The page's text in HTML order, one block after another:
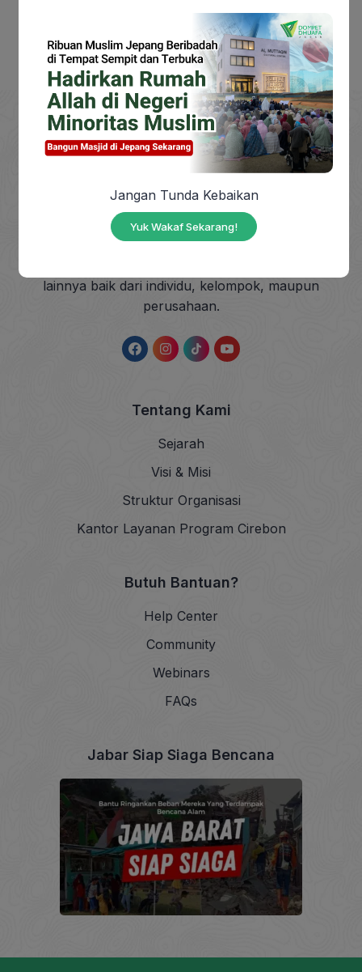
masyarakat, berdiri sejak tahun 1993, yang
berkhidmat mengangkat harkat sosial masyarakat
dhuafa dengan mendayagunakan zakat, infak,
lainnya baik dari individu, kelompok, maupun
perusahaan.
Tentang Kami
Sejarah
Visi & Misi
Struktur Organisasi
Kantor Layanan Program Cirebon
Butuh Bantuan?
Help Center
Community
Webinars
FAQs
Jabar Siap Siaga Bencana
Jangan Tunda Kebaikan
Yuk Wakaf Sekarang!